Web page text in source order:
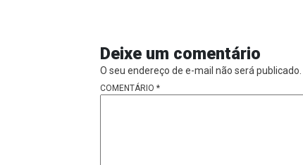
Deixe um comentário
O seu endereço de e-mail não será publicado.
COMENTÁRIO *